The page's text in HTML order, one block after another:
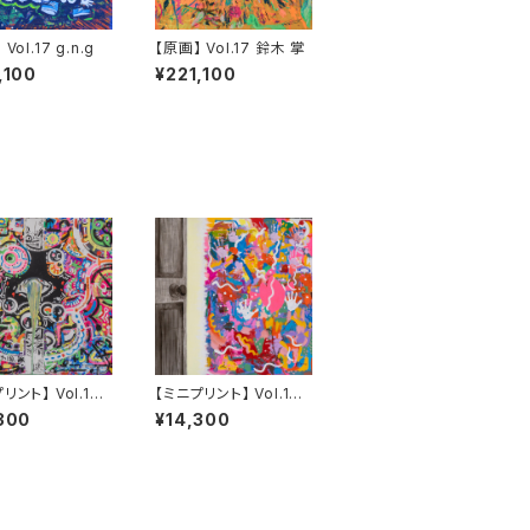
Vol.17 g.n.g 【原画】 Vol.17 鈴木 掌
¥221,100
リント】 Vol.15
【ミニプリント】 Vol.13
pomu
¥14,300